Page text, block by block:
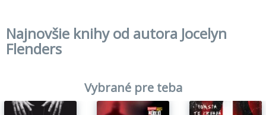
Najnovšie knihy od autora Jocelyn
Flenders
Vybrané pre teba